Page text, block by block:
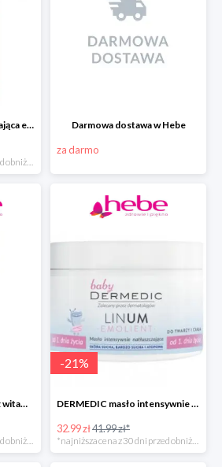
OILLAN MED+ natłuszczająca emulsja do kąpieli, 500 ml Darmowa dostawa w Hebe
za darmo
Bambino oliwka do ciała z witaminą F
-21%
DERMEDIC masło intensywnie natłuszczające do twarzy i ciała
32.99 zł41.99 zł*